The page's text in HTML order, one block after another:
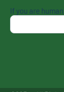
If you are